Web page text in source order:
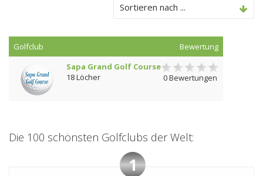
Sortieren nach ...
Golfclub
Bewertung
Sapa Grand Golf Course
18 Löcher
0 Bewertungen
Die 100 schönsten Golfclubs der Welt:
1